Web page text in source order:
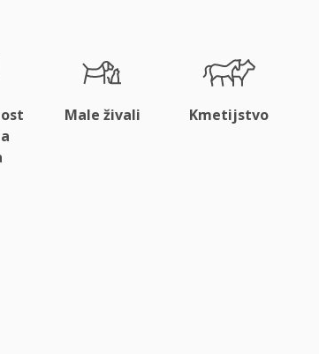
Male živali Kmetijstvo